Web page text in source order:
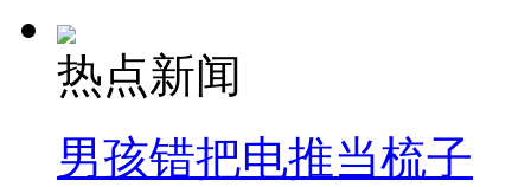
司机酒驾遇交警 急速倒车逃窜
热点新闻
男孩错把电推当梳子